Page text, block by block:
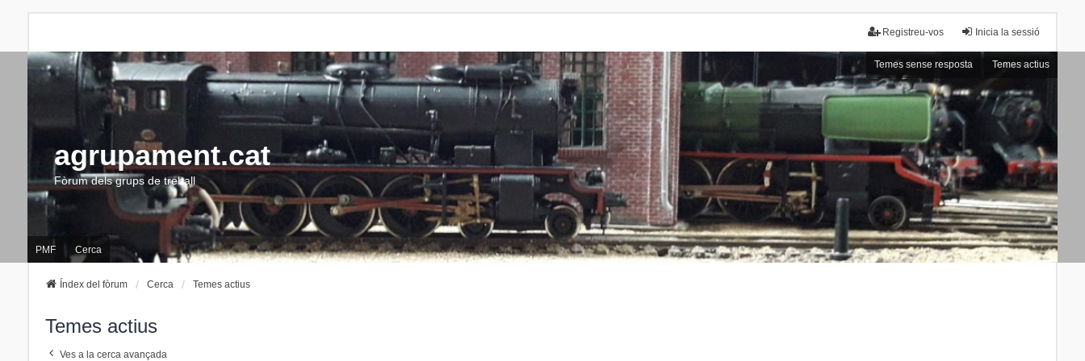
Inicia la sessió
Registreu-vos
Temes sense resposta Temes actius
agrupament.cat
Fòrum dels grups de treball
PMF Cerca
Índex del fòrum Cerca Temes actius
Temes actius
Ves a la cerca avançada